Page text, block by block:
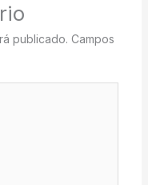
publicado. Campos